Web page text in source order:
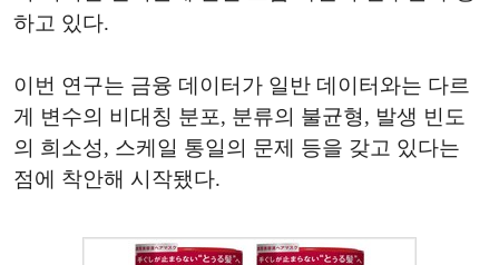
하고 있다.
이번 연구는 금융 데이터가 일반 데이터와는 다르
게 변수의 비대칭 분포, 분류의 불균형, 발생 빈도
의 희소성, 스케일 통일의 문제 등을 갖고 있다는
점에 착안해 시작됐다.